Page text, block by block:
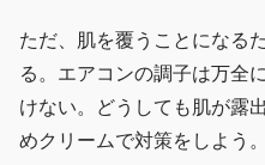
ただ、肌を覆うことになる
る。エアコンの調子は万全
けない。どうしても肌が露
めクリームで対策をしよう。